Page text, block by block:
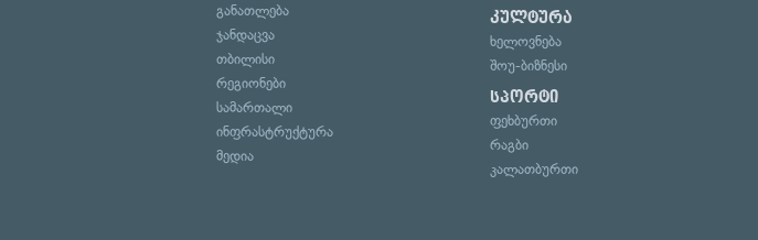
განათლება
ჯანდაცვა
თბილისი
რეგიონები
სამართალი
ინფრასტრუქტურა
მედია
კულტურა
ხელოვნება
შოუ-ბიზნესი
სპორტი
ფეხბურთი
რაგბი
კალათბურთი